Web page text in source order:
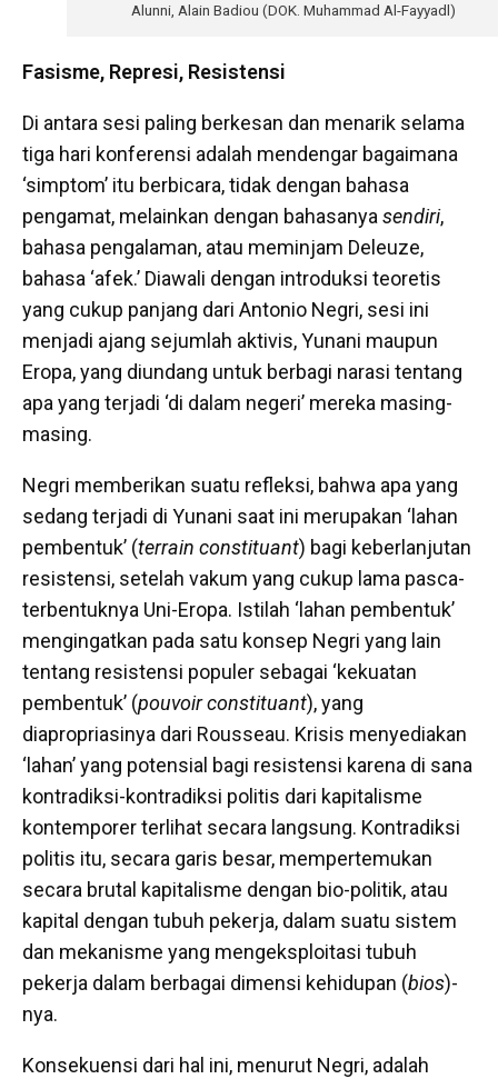
Alunni, Alain Badiou (DOK. Muhammad Al-Fayyadl)
Fasisme, Represi, Resistensi
Di antara sesi paling berkesan dan menarik selama
tiga hari konferensi adalah mendengar bagaimana
‘simptom’ itu berbicara, tidak dengan bahasa
pengamat, melainkan dengan bahasanyasendiri,
bahasa pengalaman, atau meminjam Deleuze,
bahasa ‘afek.’ Diawali dengan introduksi teoretis
yang cukup panjang dari Antonio Negri, sesi ini
menjadi ajang sejumlah aktivis, Yunani maupun
Eropa, yang diundang untuk berbagi narasi tentang
apa yang terjadi ‘di dalam negeri’ mereka masing-
masing.
Negri memberikan suatu refleksi, bahwa apa yang
sedang terjadi di Yunani saat ini merupakan ‘lahan
pembentuk’ (terrain constituant) bagi keberlanjutan
resistensi, setelah vakum yang cukup lama pasca-
terbentuknya Uni-Eropa. Istilah ‘lahan pembentuk’
mengingatkan pada satu konsep Negri yang lain
tentang resistensi populer sebagai ‘kekuatan
pembentuk’ (pouvoir constituant), yang
diapropriasinya dari Rousseau. Krisis menyediakan
‘lahan’ yang potensial bagi resistensi karena di sana
kontradiksi-kontradiksi politis dari kapitalisme
kontemporer terlihat secara langsung. Kontradiksi
politis itu, secara garis besar, mempertemukan
secara brutal kapitalisme dengan bio-politik, atau
kapital dengan tubuh pekerja, dalam suatu sistem
dan mekanisme yang mengeksploitasi tubuh
pekerja dalam berbagai dimensi kehidupan (bios)-
nya.
Konsekuensi dari hal ini, menurut Negri, adalah